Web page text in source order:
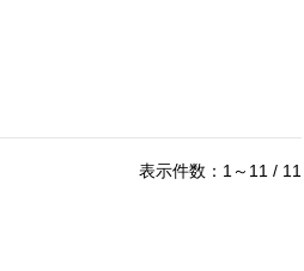
表示件数：1～11 / 11